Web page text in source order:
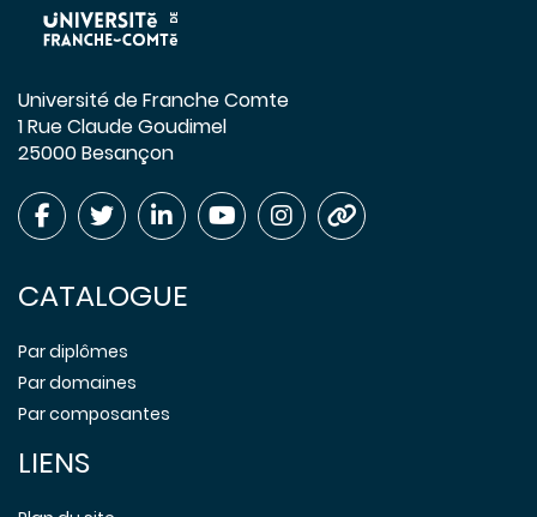
Université de Franche Comte
1 Rue Claude Goudimel
25000 Besançon
CATALOGUE
Par diplômes
Par domaines
Par composantes
LIENS